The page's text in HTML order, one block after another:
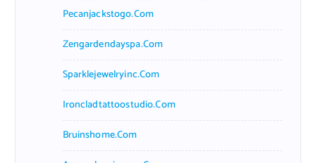
Pecanjackstogo.com
Zengardendayspa.com
Sparklejewelryinc.com
Ironcladtattoostudio.com
Bruinshome.com